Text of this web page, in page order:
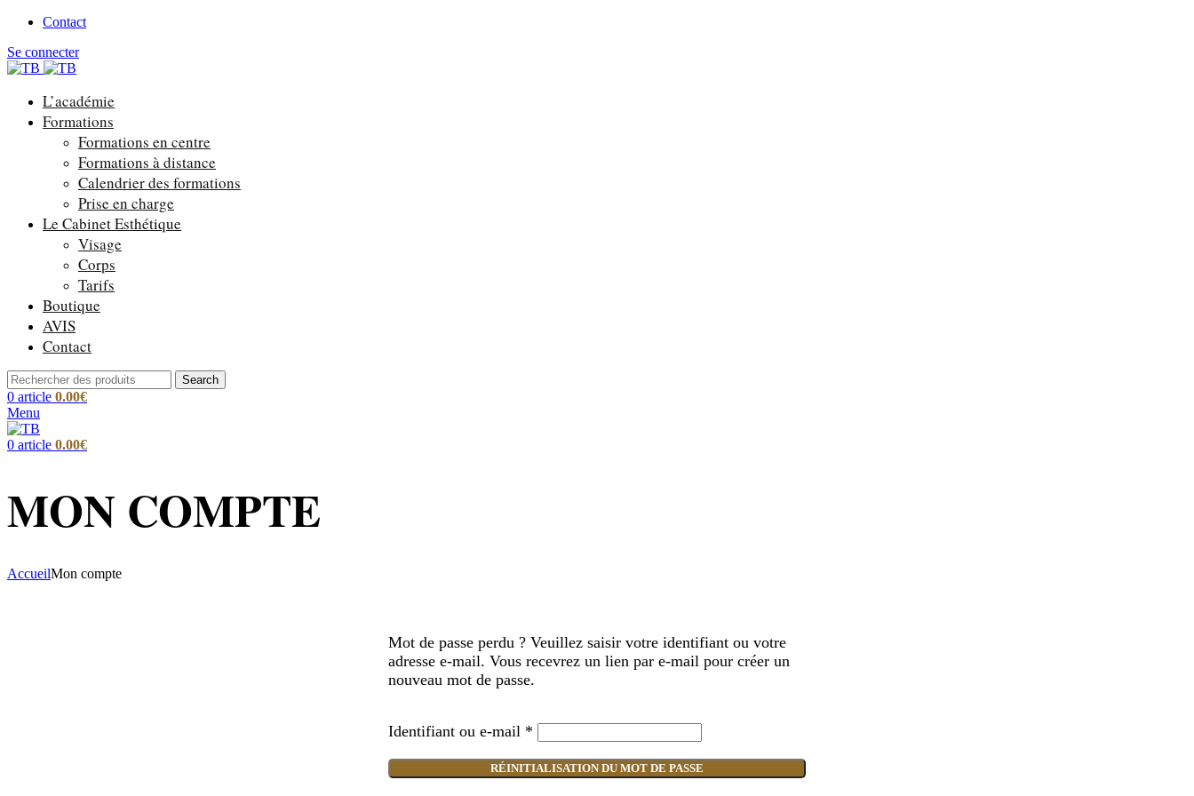
Contact
Se connecter
L’académie
Formations
Formations en centre
Formations à distance
Calendrier des formations
Prise en charge
Le Cabinet Esthétique
Visage
Corps
Tarifs
Boutique
AVIS
Contact
Search
0 article 0.00€
Menu
0 article 0.00€
MON COMPTE
AccueilMon compte
Mot de passe perdu ? Veuillez saisir votre identifiant ou votre
adresse e-mail. Vous recevrez un lien par e-mail pour créer un
nouveau mot de passe.
Identifiant ou e-mail *
RÉINITIALISATION DU MOT DE PASSE